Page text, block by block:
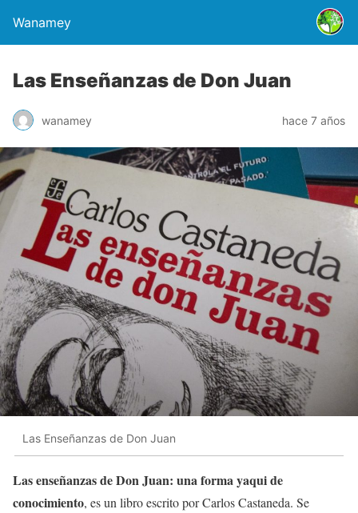
Wanamey
Las Enseñanzas de Don Juan
wanamey hace 7 años
Las Enseñanzas de Don Juan
Las enseñanzas de Don Juan: una forma yaqui de
conocimiento, es un libro escrito por Carlos Castaneda. Se